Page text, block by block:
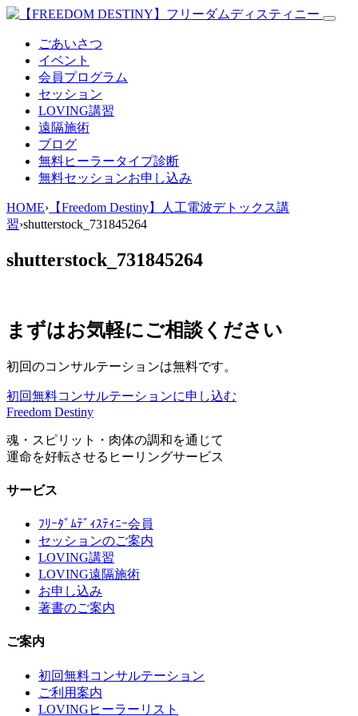
ごあいさつ
イベント
会員プログラム
セッション
LOVING講習
遠隔施術
ブログ
無料ヒーラータイプ診断
無料セッションお申し込み
HOME› 【Freedom Destiny】人工電波デトックス講
習›shutterstock_731845264
shutterstock_731845264
まずはお気軽にご相談ください
初回のコンサルテーションは無料です。
初回無料コンサルテーションに申し込む
Freedom Destiny
魂・スピリット・肉体の調和を通じて
運命を好転させるヒーリングサービス
サービス
ﾌﾘｰﾀﾞﾑﾃﾞｨｽﾃｨﾆｰ会員
セッションのご案内
LOVING講習
LOVING遠隔施術
お申し込み
著書のご案内
ご案内
初回無料コンサルテーション
ご利用案内
LOVINGヒーラーリスト